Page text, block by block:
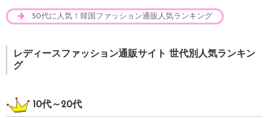
50代に人気！韓国ファッション通販人気ランキング
レディースファッション通販サイト 世代別人気ランキン
グ
10代～20代